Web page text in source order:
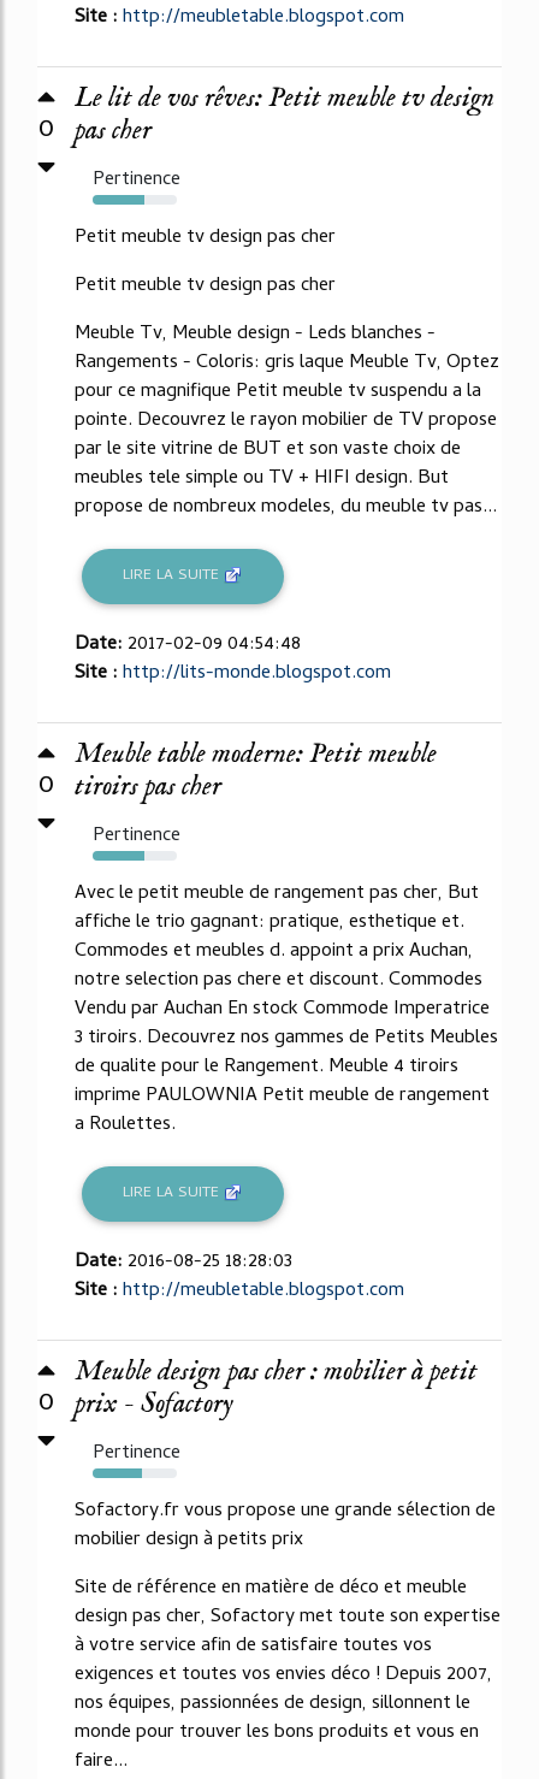
Site :http://meubletable.blogspot.com
0
Le lit de vos rêves: Petit meuble tv design
pas cher
Pertinence
61%
Petit meuble tv design pas cher
Petit meuble tv design pas cher
Meuble Tv, Meuble design - Leds blanches -
Rangements - Coloris: gris laque Meuble Tv, Optez
pour ce magnifique Petit meuble tv suspendu a la
pointe. Decouvrez le rayon mobilier de TV propose
par le site vitrine de BUT et son vaste choix de
meubles tele simple ou TV + HIFI design. But
propose de nombreux modeles, du meuble tv pas...
LIRE LA SUITE
Date: 2017-02-09 04:54:48
Site :http://lits-monde.blogspot.com
0
Meuble table moderne: Petit meuble
tiroirs pas cher
Pertinence
61%
Avec le petit meuble de rangement pas cher, But
affiche le trio gagnant: pratique, esthetique et.
Commodes et meubles d. appoint a prix Auchan,
notre selection pas chere et discount. Commodes
Vendu par Auchan En stock Commode Imperatrice
3 tiroirs. Decouvrez nos gammes de Petits Meubles
de qualite pour le Rangement. Meuble 4 tiroirs
imprime PAULOWNIA Petit meuble de rangement
a Roulettes.
LIRE LA SUITE
Date: 2016-08-25 18:28:03
Site :http://meubletable.blogspot.com
0
Meuble design pas cher : mobilier à petit
prix - Sofactory
Pertinence
58%
Sofactory.fr vous propose une grande sélection de
mobilier design à petits prix
Site de référence en matière de déco et meuble
design pas cher, Sofactory met toute son expertise
à votre service afin de satisfaire toutes vos
exigences et toutes vos envies déco ! Depuis 2007,
nos équipes, passionnées de design, sillonnent le
monde pour trouver les bons produits et vous en
faire...